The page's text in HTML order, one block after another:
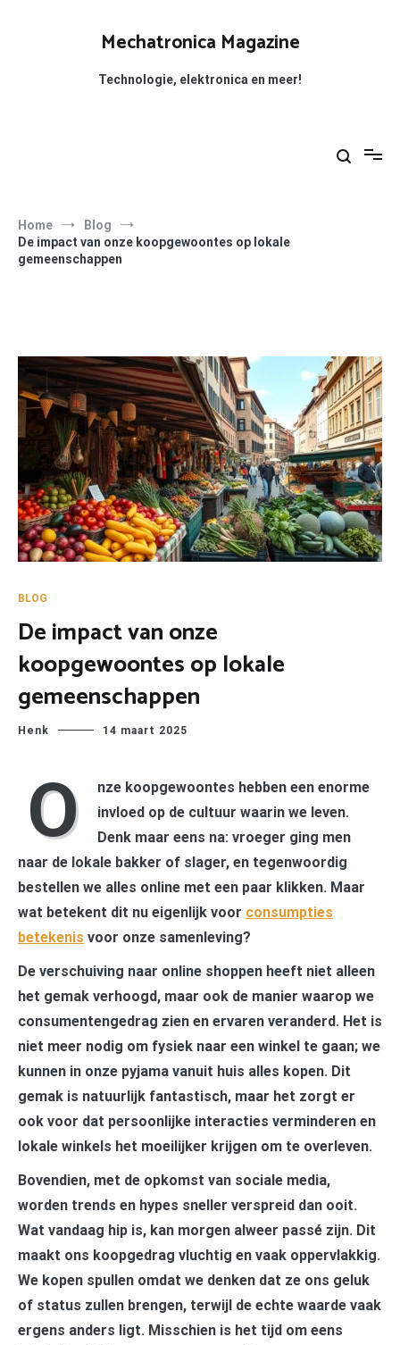
Mechatronica Magazine
Technologie, elektronica en meer!
Home
Blog
De impact van onze koopgewoontes op lokale
gemeenschappen
BLOG
De impact van onze
koopgewoontes op lokale
gemeenschappen
Henk 14 maart 2025
O
nze koopgewoontes hebben een enorme
invloed op de cultuur waarin we leven.
Denk maar eens na: vroeger ging men
naar de lokale bakker of slager, en tegenwoordig
bestellen we alles online met een paar klikken. Maar
wat betekent dit nu eigenlijk voor consumpties
betekenis voor onze samenleving?
De verschuiving naar online shoppen heeft niet alleen
het gemak verhoogd, maar ook de manier waarop we
consumentengedrag zien en ervaren veranderd. Het is
niet meer nodig om fysiek naar een winkel te gaan; we
kunnen in onze pyjama vanuit huis alles kopen. Dit
gemak is natuurlijk fantastisch, maar het zorgt er
ook voor dat persoonlijke interacties verminderen en
lokale winkels het moeilijker krijgen om te overleven.
Bovendien, met de opkomst van sociale media,
worden trends en hypes sneller verspreid dan ooit.
Wat vandaag hip is, kan morgen alweer passé zijn. Dit
maakt ons koopgedrag vluchtig en vaak oppervlakkig.
We kopen spullen omdat we denken dat ze ons geluk
of status zullen brengen, terwijl de echte waarde vaak
ergens anders ligt. Misschien is het tijd om eens